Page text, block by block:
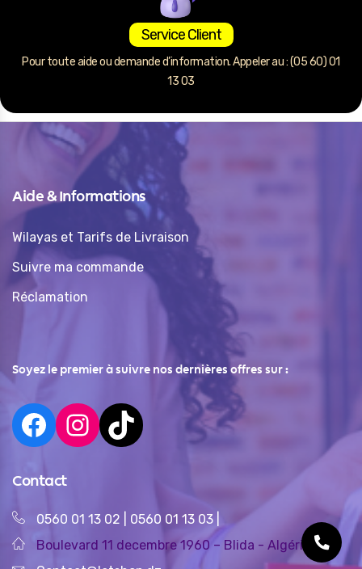
Service Client
Pour toute aide ou demande d’information. Appeler au : (05 60) 01
13 03
Aide & Informations
Wilayas et Tarifs de Livraison
Suivre ma commande
Réclamation
Soyez le premier à suivre nos dernières offres sur :
Contact
0560 01 13 02 0560 01 13 03
Boulevard 11 decembre 1960 – Blida - Algérie